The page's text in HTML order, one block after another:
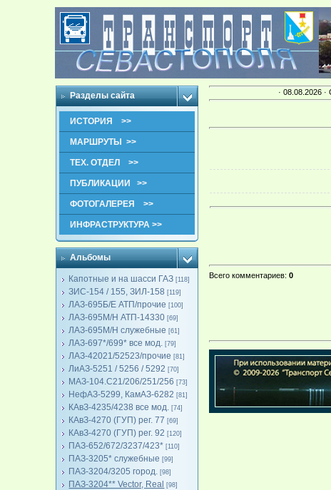
Разделы сайта
ИСТОРИЯ >>
МАРШРУТЫ >>
ТЕХ. ОТДЕЛ >>
ПУБЛИКАЦИИ >>
ФОТОГАЛЕРЕЯ >>
ИНФРАСТРУКТУРА >>
Альбомы
Капотные и на шасси ГАЗ [118]
ЗИС-154 / 155, ЗИЛ-158 [119]
ЛАЗ-695Б/Е АТП/прочие [100]
ЛАЗ-695М/Н АТП-14330 [69]
ЛАЗ-695М/Н служебные [61]
ЛАЗ-697*/699* все мод. [79]
ЛАЗ-42021/52523/прочие [81]
ЛиАЗ-5251 / 5256 / 5292 [70]
МАЗ-104.C21/206/251/256 [73]
НефАЗ-5299, КамАЗ-6282 [81]
КАвЗ-4235/4238 все мод. [74]
КАвЗ-4270 (ГУП) рег. 77 [69]
КАвЗ-4270 (ГУП) рег. 92 [120]
ПАЗ-652/672/3237/423* [110]
ПАЗ-3205* служебные [99]
ПАЗ-3204/3205 город. [98]
ПАЗ-3204** Vector, Real [98]
· 08.08.2026 ·
Всего комментариев:0